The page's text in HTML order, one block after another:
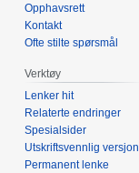
Opphavsrett
Kontakt
Ofte stilte spørsmål
Verktøy
Lenker hit
Relaterte endringer
Spesialsider
Utskriftsvennlig versjon
Permanent lenke